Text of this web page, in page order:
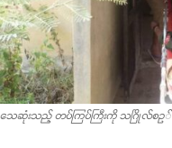
သေဆုံးသည့် တပ်ကြပ်ကြီးကို သဂြိုလ်စဥ်